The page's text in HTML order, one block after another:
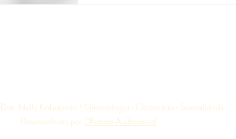
Nelly Kobayashi | Ginecologia - Obstetrícia - Sexualidade
Desenvolvido por Dharma Audiovisual